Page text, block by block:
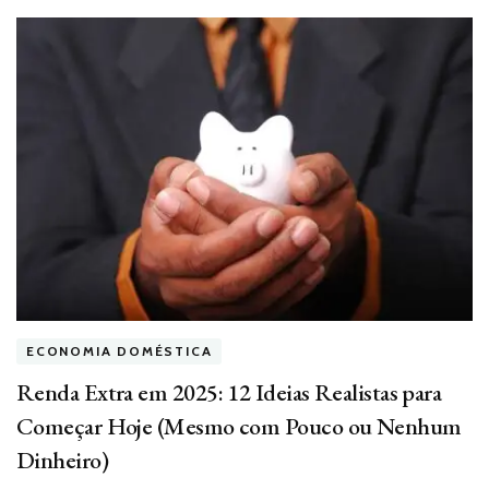
ECONOMIA DOMÉSTICA
Renda Extra em 2025: 12 Ideias Realistas para
Começar Hoje (Mesmo com Pouco ou Nenhum
Dinheiro)